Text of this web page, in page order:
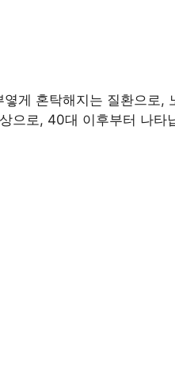
게 혼탁해지는 질환으로,
으로, 40대 이후부터 나타